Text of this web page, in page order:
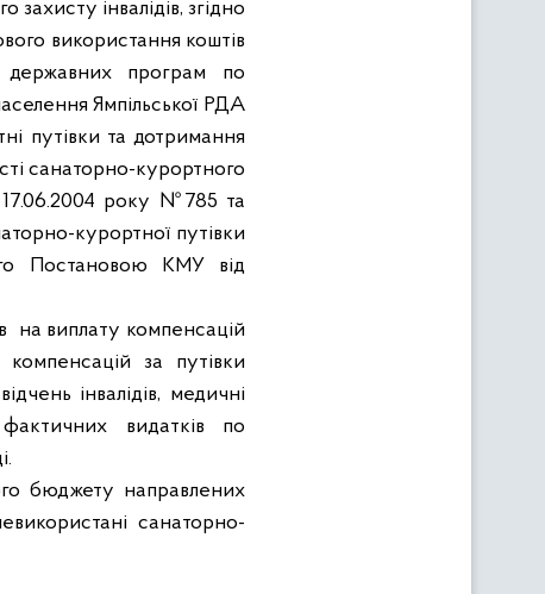
інвалідів, згідно
використання коштів
державних програм по
Ямпільської РДА
путівки та дотримання
санаторно-курортного
17.06.2004 року №785 та
курортної путівки
Постановою КМУ від
на виплату компенсацій
за путівки
інвалідів, медичні
видатків по
бюджету направлених
санаторно-